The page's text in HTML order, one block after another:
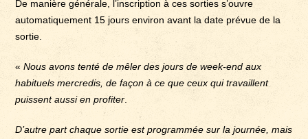
De manière générale, l’inscription à ces sorties s’ouvre
automatiquement 15 jours environ avant la date prévue de la
sortie.
«Nous avons tenté de mêler des jours de week-end aux
habituels mercredis, de façon à ce que ceux qui travaillent
puissent aussi en profiter
D’autre part chaque sortie est programmée sur la journée, mais